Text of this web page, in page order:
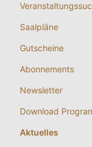
Saalpläne
Gutscheine
Abonnements
Newsletter
Download
Aktuelles